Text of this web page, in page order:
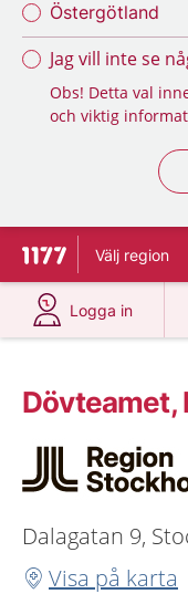
Östergötland
Jag vill inte se
Obs! Detta val
och viktig
Till startsidan för
Välj region
Logga in
på 1177.se
Dövteamet,
Dalagatan 9,
Visa på karta